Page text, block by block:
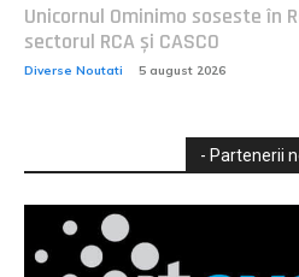
Unicornul Ominimo soseste în
sectorul RCA și CASCO
Diverse Noutati 5 august 2026
- Partenerii